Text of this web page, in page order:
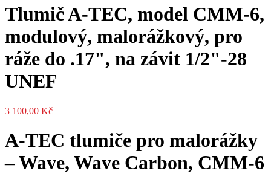
Tlumič A-TEC, model CMM-6,
modulový, malorážkový, pro
ráže do .17", na závit 1/2"-28
UNEF
3 100,00 Kč
A-TEC tlumiče pro malorážky
– Wave, Wave Carbon, CMM-6